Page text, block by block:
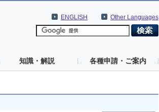
Other Languages
ENGLISH
知識・解説 各種申請・ご案内